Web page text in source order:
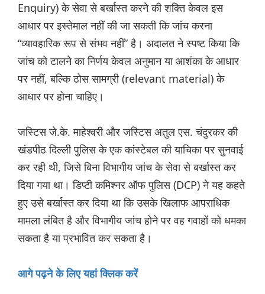
Enquiry) के सेवा से बर्खास्त करने की शक्ति केवल इस
आधार पर इस्तेमाल नहीं की जा सकती कि जांच करना
“व्यावहारिक रूप से संभव नहीं” है। अदालत ने स्पष्ट किया कि
जांच को टालने का निर्णय केवल अनुमान या आशंका के आधार
पर नहीं, बल्कि ठोस सामग्री (relevant material) के
आधार पर होना चाहिए।
जस्टिस जे.के. माहेश्वरी और जस्टिस अतुल एस. चंदुरकर की
खंडपीठ दिल्ली पुलिस के एक कांस्टेबल की याचिका पर सुनवाई
कर रही थी, जिसे बिना विभागीय जांच के सेवा से बर्खास्त कर
दिया गया था। डिप्टी कमिश्नर ऑफ पुलिस (DCP) ने यह कहते
हुए उसे बर्खास्त कर दिया था कि उसके खिलाफ आपराधिक
मामला लंबित है और विभागीय जांच होने पर वह गवाहों को धमका
सकता है या प्रभावित कर सकता है।
आगे पढ़ने के लिए यहां क्लिक करें